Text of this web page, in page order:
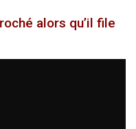
alors qu’il file